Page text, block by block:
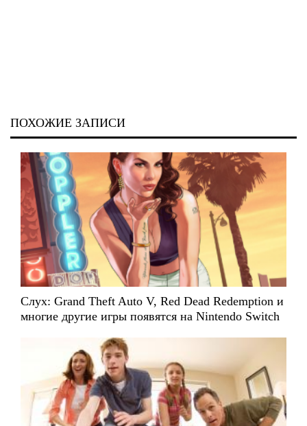
ПОХОЖИЕ ЗАПИСИ
Слух: Grand Theft Auto V, Red Dead Redemption и
многие другие игры появятся на Nintendo Switch